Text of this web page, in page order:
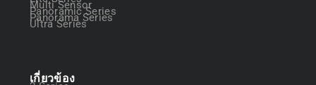
Multi Sensor
Panoramic Series
Panorama Series
Ultra Series
เกี่ยวข้อง